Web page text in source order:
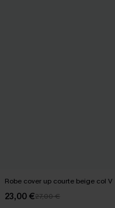
Robe cover up courte beige col V
23,00 €27,00 €